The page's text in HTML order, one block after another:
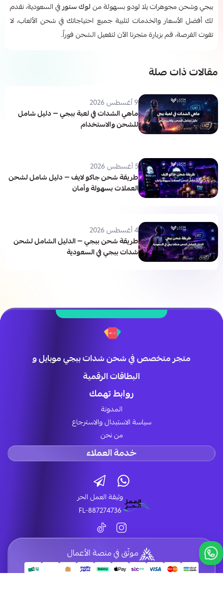
ببجي وشحن مجوهرات يلا لودو بسهولة من لوك ستورفي السعودية، نقدم
لك أفضل الأسعار والخدمات لتلبية جميع احتياجاتك في شحن الألعاب، لا
تفوت الفرصة، قم بزيارة متجرنا الآن لتفعيل الشحن فوراً.
مقالات ذات صلة
9 أغسطس 2026
ماهي الشدات في لعبة ببجي — دليل شامل
للشحن والاستخدام
5 أغسطس 2026
طريقة شحن جاكو لايف — دليل شامل لشحن
العملات بسهولة وأمان
4 أغسطس 2026
طريقة شحن ببجي — الدليل الشامل لشحن
شدات ببجي في السعودية
متجر متخصص في شحن شدات ببجي موبايل و
البطاقات الرقمية
روابط تهمك
المدونة
سياسة الاستبدال والاسترجاع
من نحن
خدمة العملاء
وثيقة العمل الحر
FL-887274736
موثّق في منصة الأعمال